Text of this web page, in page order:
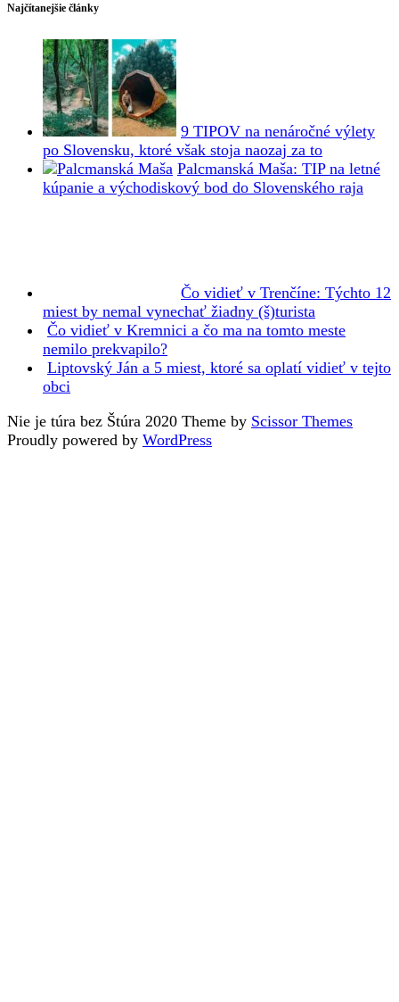
Najčítanejšie články
9 TIPOV na nenáročné výlety
po Slovensku, ktoré však stoja naozaj za to
Palcmanská Maša: TIP na letné
kúpanie a východiskový bod do Slovenského raja
Čo vidieť v Trenčíne: Týchto 12
miest by nemal vynechať žiadny (š)turista
Čo vidieť v Kremnici a čo ma na tomto meste
nemilo prekvapilo?
Liptovský Ján a 5 miest, ktoré sa oplatí vidieť v tejto
obci
Nie je túra bez Štúra 2020 Theme by Scissor Themes
Proudly powered by WordPress